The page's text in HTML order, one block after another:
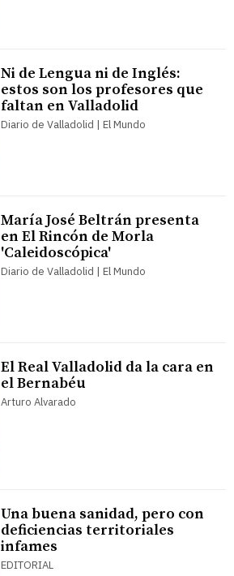
Ni de Lengua ni de Inglés:
estos son los profesores que
faltan en Valladolid
Diario de Valladolid | El Mundo
María José Beltrán presenta
en El Rincón de Morla
'Caleidoscópica'
Diario de Valladolid | El Mundo
El Real Valladolid da la cara en
el Bernabéu
Arturo Alvarado
Una buena sanidad, pero con
deficiencias territoriales
infames
EDITORIAL